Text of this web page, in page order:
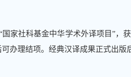
国家社科基金中华学术外译项目”，
办理结项。经典汉译成果正式出版